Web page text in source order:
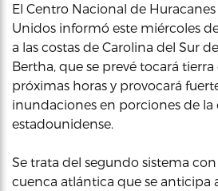
El Centro Nacional de
Unidos informó este miércoles
a las costas de Carolina del Sur
Bertha, que se prevé tocará tierra
próximas horas y provocará
inundaciones en porciones de la
estadounidense.
Se trata del segundo sistema
cuenca atlántica que se anticipa